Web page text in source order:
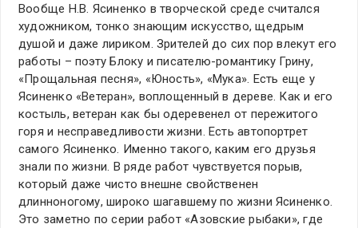
Вообще Н.В. Ясиненко в творческой среде считался
художником, тонко знающим искусство, щедрым
душой и даже лириком. Зрителей до сих пор влекут его
работы – поэту Блоку и писателю-романтику Грину,
«Прощальная песня», «Юность», «Мука». Есть еще у
Ясиненко «Ветеран», воплощенный в дереве. Как и его
костыль, ветеран как бы одеревенел от пережитого
горя и несправедливости жизни. Есть автопортрет
самого Ясиненко. Именно такого, каким его друзья
знали по жизни. В ряде работ чувствуется порыв,
который даже чисто внешне свойственен
длинноногому, широко шагавшему по жизни Ясиненко.
Это заметно по серии работ «Азовские рыбаки», где